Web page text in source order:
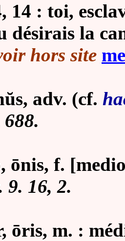
14 : toi,
désirais la
hors site
adv. (cf.
ōnis, f.
9. 16, 2.
ōris, m. :